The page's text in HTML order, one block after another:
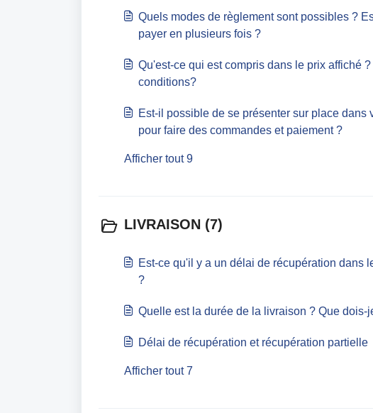
Quels modes de règlement sont possibles ?
payer en plusieurs fois ?
Qu'est-ce qui est compris dans le prix affiché
conditions?
Est-il possible de se présenter sur place dans
pour faire des commandes et paiement ?
Afficher tout 9
LIVRAISON (7)
Est-ce qu'il y a un délai de récupération dans
?
Quelle est la durée de la livraison ? Que dois-
Délai de récupération et récupération partielle
Afficher tout 7